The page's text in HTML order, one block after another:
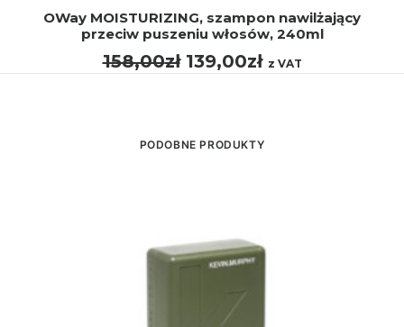
DODAJ DO KOSZYKA
OWay MOISTURIZING, szampon nawilżający
przeciw puszeniu włosów, 240ml
158,00zł Pierwotna
139,00złAktualna
z VAT
PODOBNE PRODUKTY